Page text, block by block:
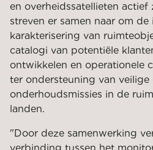
en overheidssatellieten actief
streven er samen naar om de
karakterisering van
catalogi van potentiële
ontwikkelen en operationele
ter ondersteuning van veilige
onderhoudsmissies in de
landen.
"Door deze samenwerking